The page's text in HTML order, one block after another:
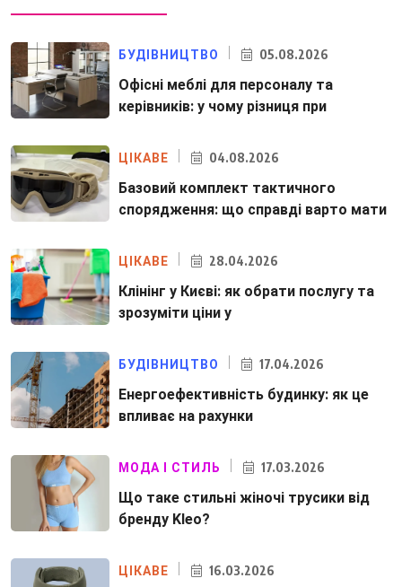
БУДІВНИЦТВО 05.08.2026
Офісні меблі для персоналу та
керівників: у чому різниця при
ЦІКАВЕ 04.08.2026
Базовий комплект тактичного
спорядження: що справді варто мати
ЦІКАВЕ 28.04.2026
Клінінг у Києві: як обрати послугу та
зрозуміти ціни у
БУДІВНИЦТВО 17.04.2026
Енергоефективність будинку: як це
впливає на рахунки
МОДА І СТИЛЬ 17.03.2026
Що таке стильні жіночі трусики від
бренду Kleo?
ЦІКАВЕ 16.03.2026